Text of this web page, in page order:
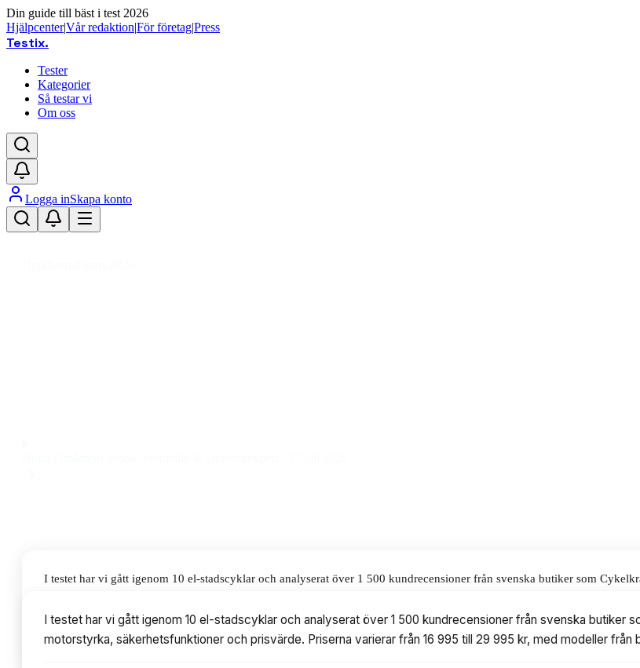
Din guide till bäst i test 2026
Hjälpcenter|Vår redaktion|För företag|Press
Testix.
Tester
Kategorier
Så testar vi
Om oss
Logga inSkapa konto
I testet har vi gått igenom 10 el-stadscyklar och analyserat över 1 500 kundrecensioner från svenska butiker som
Innehållsförteckning
I testet har vi gått igenom 10 el-stadscyklar och analyserat över 1 500 kundrecensioner från svenska
motorstyrka, säkerhetsfunktioner och prisvärde. Priserna varierar från 16 995 till 29 995 kr, med modeller från